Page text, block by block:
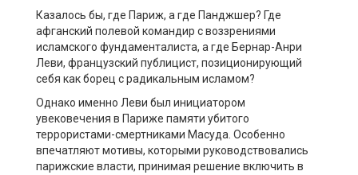
Казалось бы, где Париж, а где Панджшер? Где
афганский полевой командир с воззрениями
исламского фундаменталиста, а где Бернар-Анри
Леви, французский публицист, позиционирующий
себя как борец с радикальным исламом?
Однако именно Леви был инициатором
увековечения в Париже памяти убитого
террористами-смертниками Масуда. Особенно
впечатляют мотивы, которыми руководствовались
парижские власти, принимая решение включить в